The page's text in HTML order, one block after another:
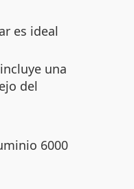
es ideal
una
del
6000